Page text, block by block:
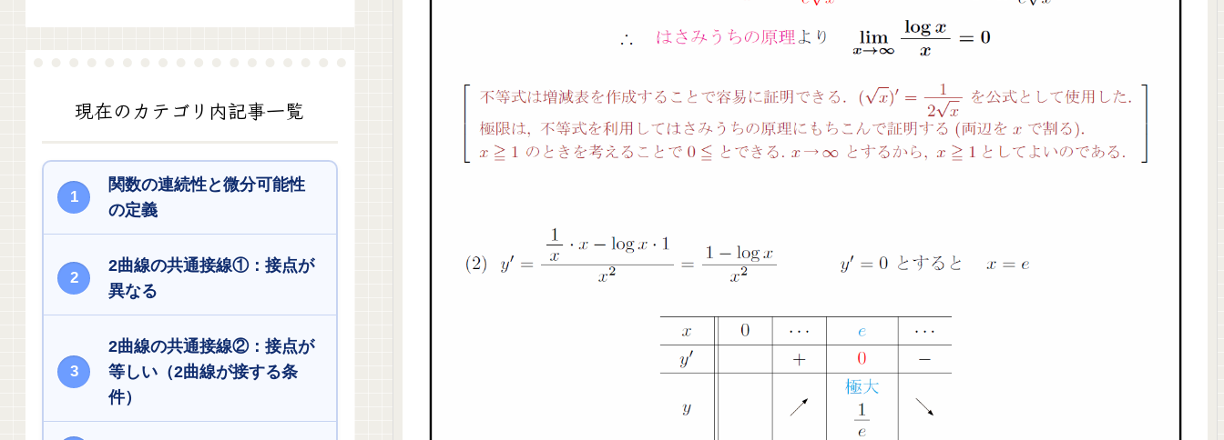
現在のカテゴリ内記事一覧
関数の連続性と微分可能性
の定義
2曲線の共通接線①：接点が
異なる
2曲線の共通接線②：接点が
等しい（2曲線が接する条
件）